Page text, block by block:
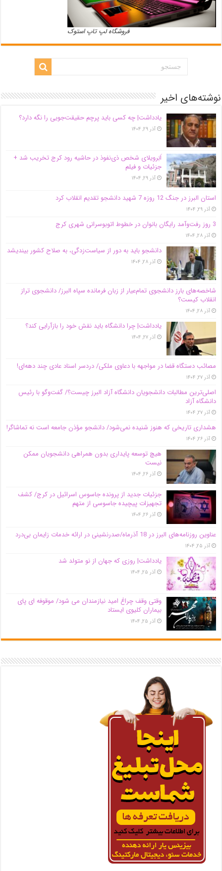
فروشگاه لپ تاپ استوک
نوشته‌های اخیر
یادداشت| ‌چه کسی باید پرچم حقیقت‌جویی را نگه دارد؟
آذر ۲۹, ۱۴۰۴
اَبَر‌ویلای شخص ذی‌نفوذ در حاشیه‌ رود کرج تخریب شد +
جزئیات و فیلم
آذر ۲۹, ۱۴۰۴
استان البرز در جنگ 12 روزه 7 شهید دانشجو تقدیم انقلاب کرد
آذر ۲۹, ۱۴۰۴
3 روز رفت‌وآمد رایگان بانوان در خطوط اتوبوسرانی شهری کرج
آذر ۲۸, ۱۴۰۴
دانشجو باید به دور از سیاست‌زدگی، به صلاح کشور بیندیشد
آذر ۲۸, ۱۴۰۴
شاخصه‌های بارز دانشجوی تمام‌عیار از زبان فرمانده سپاه البرز/ دانشجوی تراز
انقلاب کیست؟
آذر ۲۸, ۱۴۰۴
یادداشت| چرا دانشگاه باید نقش خود را بازآرایی کند؟
آذر ۲۷, ۱۴۰۴
مصائب دستگاه قضا در مواجهه با دعاوی ملکی/ دردسر اسناد عادی چند‌ دهه‌ای!
آذر ۲۷, ۱۴۰۴
اصلی‌ترین مطالبات دانشجویان دانشگاه آزاد البرز چیست؟/ گفت‌وگو با رئیس
دانشگاه آز‌اد
آذر ۲۷, ۱۴۰۴
هشداری تاریخی که هنوز شنیده نمی‌شود/ دانشجو مؤذن جامعه است نه تماشاگر!
آذر ۲۶, ۱۴۰۴
هیچ توسعه پایداری بدون همراهی دانشجویان ممکن
نیست
آذر ۲۶, ۱۴۰۴
جزئیات جدید از پرونده جاسوس اسرائیل در کرج/‌ کشف
تجهیزات پیچیده جاسوسی از متهم
آذر ۲۶, ۱۴۰۴
عناوین روزنامه‌های البرز در ‌18 آذرماه/صدرنشینی در ارائه خدمات زایمان بی‌درد
آذر ۲۵, ۱۴۰۴
یادداشت| روزی که جهان از نو متولد شد
آذر ۲۵, ۱۴۰۴
وقتی وقف چراغ امید نیازمندان می شود/ موقوفه ای پای
بیماران کلیوی ایستاد
آذر ۲۵, ۱۴۰۴